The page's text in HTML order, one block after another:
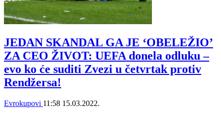
JEDAN SKANDAL GA JE ‘OBELEŽIO’
ZA CEO ŽIVOT: UEFA donela odluku –
evo ko će suditi Zvezi u četvrtak protiv
Rendžersa!
Evrokupovi 11:58 15.03.2022.